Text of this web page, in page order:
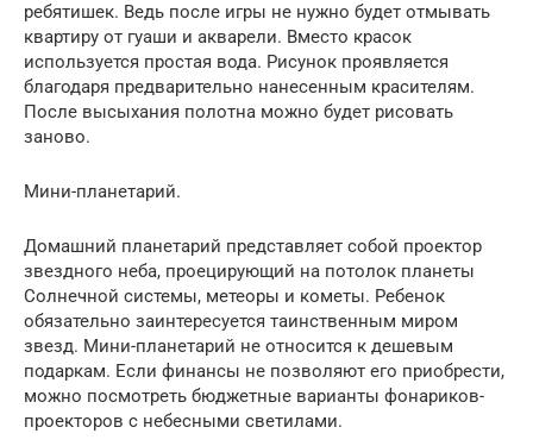
ребятишек. Ведь после игры не нужно будет отмывать
квартиру от гуаши и акварели. Вместо красок
используется простая вода. Рисунок проявляется
благодаря предварительно нанесенным красителям.
После высыхания полотна можно будет рисовать
заново.
Мини-планетарий.
Домашний планетарий представляет собой проектор
звездного неба, проецирующий на потолок планеты
Солнечной системы, метеоры и кометы. Ребенок
обязательно заинтересуется таинственным миром
звезд. Мини-планетарий не относится к дешевым
подаркам. Если финансы не позволяют его приобрести,
можно посмотреть бюджетные варианты фонариков-
проекторов с небесными светилами.